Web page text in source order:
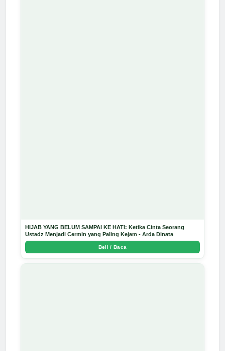
HIJAB YANG BELUM SAMPAI KE HATI: Ketika Cinta Seorang
Ustadz Menjadi Cermin yang Paling Kejam - Arda Dinata
Beli / Baca